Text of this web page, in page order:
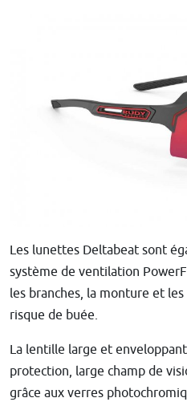
Les lunettes Deltabeat sont
système de ventilation
les branches, la monture et
risque de buée.
La lentille large et
protection, large champ de
grâce aux verres